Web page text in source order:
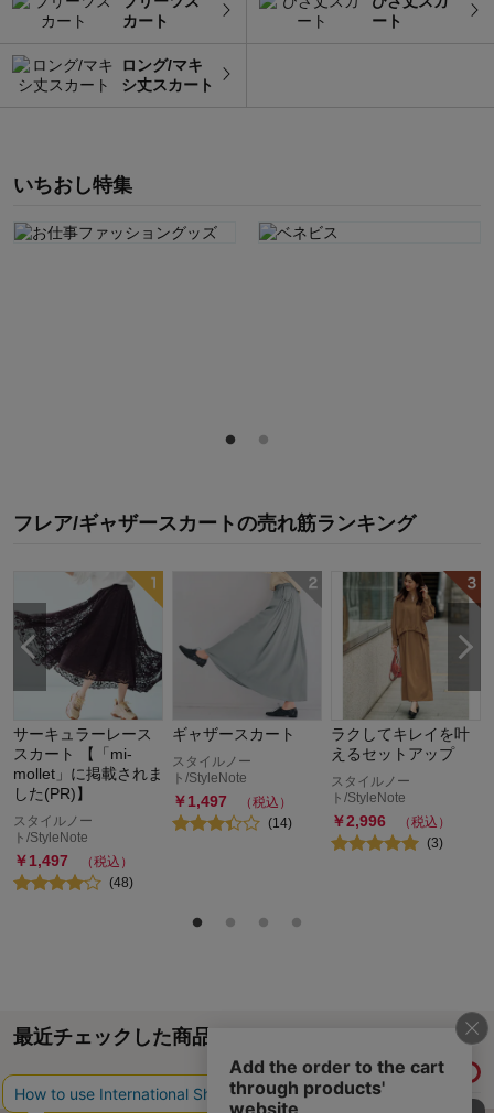
カート
ート
ロング/マキ
シ丈スカート
いちおし特集
フレア/ギャザースカートの売れ筋ランキング
サーキュラーレース
スカート 【「mi-
mollet」に掲載されま
した(PR)】
スタイルノー
ト/StyleNote
￥1,497
（税込）
(48)
ギャザースカート
スタイルノー
ト/StyleNote
￥1,497
（税込）
(14)
ラクしてキレイを叶
えるセットアップ
スタイルノー
ト/StyleNote
￥2,996
（税込）
(3)
最近チェックした商品
履歴情報を残す